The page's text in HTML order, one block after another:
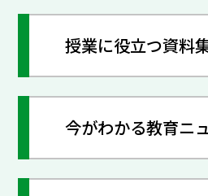
授業に役立つ資料
今がわかる教育ニ